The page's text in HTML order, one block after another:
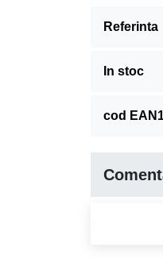
Referinta
In stoc
cod